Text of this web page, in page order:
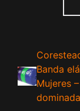
Banda
Mujeres